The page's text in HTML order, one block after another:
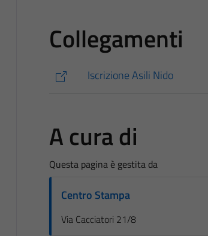
Collegamenti
Iscrizione Asili Nido
A cura di
Questa pagina è gestita da
Centro Stampa
Via Cacciatori 21/8